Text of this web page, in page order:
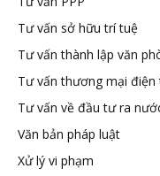
Tư vấn sở hữu trí tuệ
Tư vấn thành lập văn
Tư vấn thương mại điện
Tư vấn về đầu tư ra
Văn bản pháp luật
Xử lý vi phạm